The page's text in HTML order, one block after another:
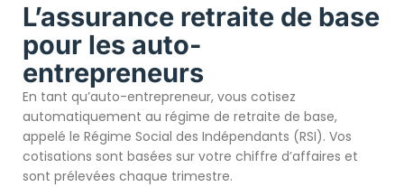
L’assurance retraite de base
pour les auto-
entrepreneurs
En tant qu’auto-entrepreneur, vous cotisez
automatiquement au régime de retraite de base,
appelé le Régime Social des Indépendants (RSI). Vos
cotisations sont basées sur votre chiffre d’affaires et
sont prélevées chaque trimestre.